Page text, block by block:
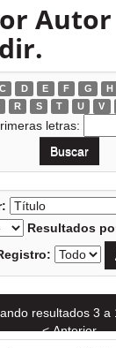
Autor
C D E F G H
R S T U V
letras:
Resultados
resultados 3 a
< Anterior